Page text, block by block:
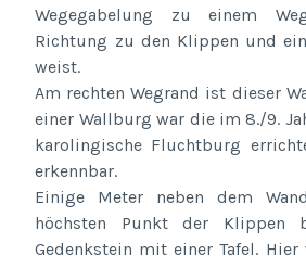
Wegegabelung zu einem
Richtung zu den Klippen und
weist.
Am rechten Wegrand ist dieser
einer Wallburg war die im 8./9.
karolingische Fluchtburg
erkennbar.
Einige Meter neben dem
höchsten Punkt der Klippen
Gedenkstein mit einer Tafel.